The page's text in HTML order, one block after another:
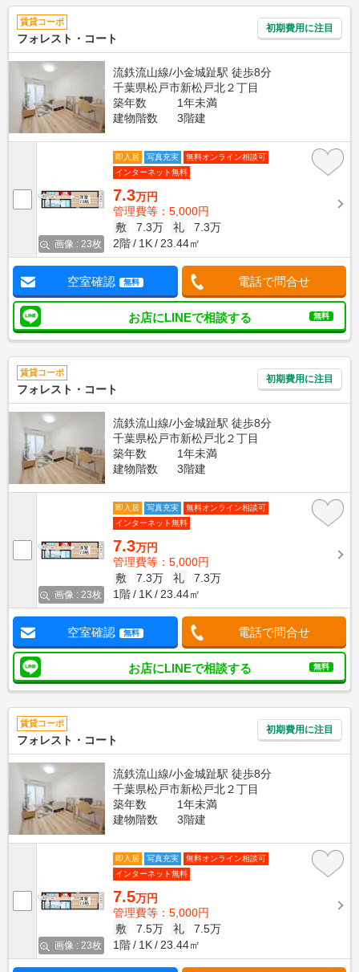
賃貸コーポ
フォレスト・コート
初期費用に注目
流鉄流山線/小金城趾駅 徒歩8分
千葉県松戸市新松戸北２丁目
築年数
1年未満
建物階数
3階建
画像 : 23枚
即入居 写真充実
無料オンライン相談可
インターネット無料
7.3万円
管理費等：5,000円
敷
7.3万 礼
7.3万
2階
1K 23.44㎡
空室確認 無料 電話で問合せ
お店にLINEで相談する 無料
賃貸コーポ
フォレスト・コート
初期費用に注目
流鉄流山線/小金城趾駅 徒歩8分
千葉県松戸市新松戸北２丁目
築年数
1年未満
建物階数
3階建
画像 : 23枚
即入居 写真充実
無料オンライン相談可
インターネット無料
7.3万円
管理費等：5,000円
敷
7.3万 礼
7.3万
1階
1K 23.44㎡
空室確認 無料 電話で問合せ
お店にLINEで相談する 無料
賃貸コーポ
フォレスト・コート
初期費用に注目
流鉄流山線/小金城趾駅 徒歩8分
千葉県松戸市新松戸北２丁目
築年数
1年未満
建物階数
3階建
画像 : 23枚
即入居 写真充実
無料オンライン相談可
インターネット無料
7.5万円
管理費等：5,000円
敷
7.5万 礼
7.5万
1階
1K 23.44㎡